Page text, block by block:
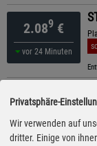
2.089 €
vor 24 Minuten
2.099€
vor 19 Minuten
Privatsphäre-
Wir verwenden auf
dritter. Einige von